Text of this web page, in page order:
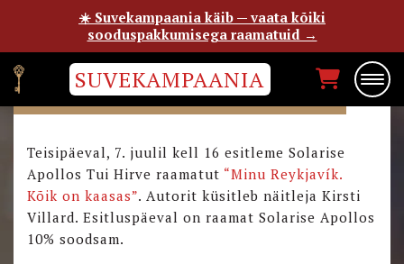
SUVEKAMPAANIA
“MINU REYKJAVÍKI” ESITLUS
Teisipäeval, 7. juulil kell 16 esitleme Solarise
Apollos Tui Hirve raamatut “Minu Reykjavík.
Kõik on kaasas”. Autorit küsitleb näitleja Kirsti
Villard. Esitluspäeval on raamat Solarise Apollos
10% soodsam.
☀️ Suvekampaania käib — vaata kõiki
sooduspakkumisega raamatuid →